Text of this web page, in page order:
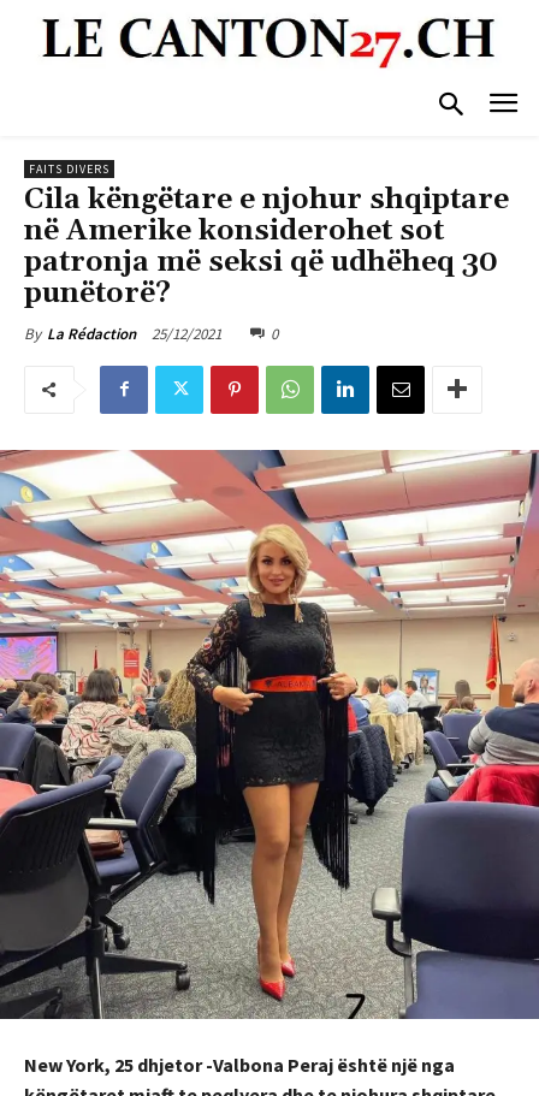
FAITS DIVERS
Cila këngëtare e njohur shqiptare
në Amerike konsiderohet sot
patronja më seksi që udhëheq 30
punëtorë?
By La Rédaction 25/12/2021 0
New York, 25 dhjetor -Valbona Peraj është një nga